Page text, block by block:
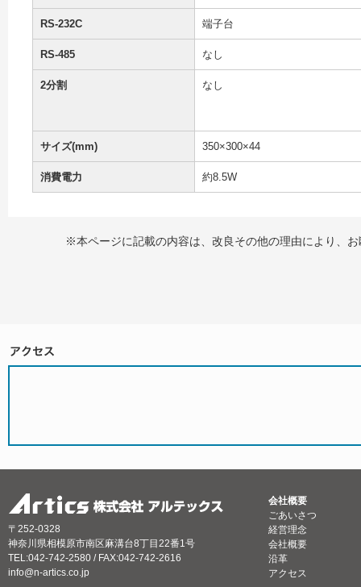
RS-232C 端子台
RS-485 なし
2分割 なし
サイズ(mm) 350×300×44
消費電力 約8.5W
※本ページに記載の内容は、改良その他の理由により、
〒252-0328
神奈川県相模原市南区麻溝台8丁目22番1号
TEL:042-742-2580 / FAX:042-742-2616
info@n-artics.co.jp
会社概要
ごあいさつ
経営理念
会社概要
沿革
アクセス